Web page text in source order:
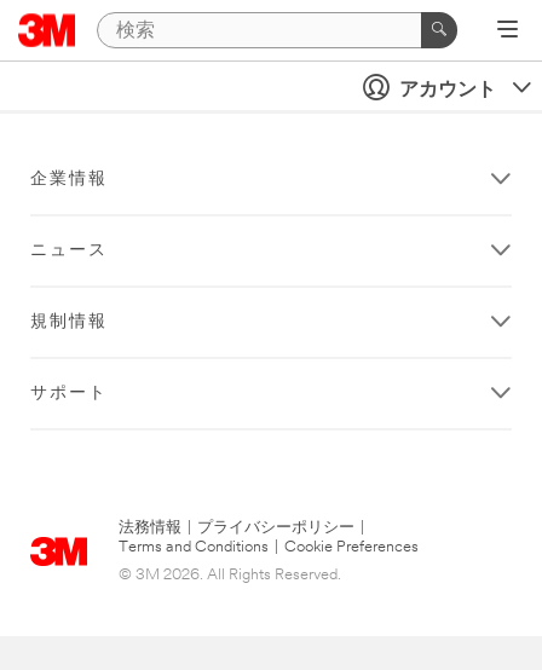
アカウント
企業情報
ニュース
規制情報
サポート
法務情報 プライバシーポリシー
Terms and Conditions
Cookie Preferences
© 3M 2026. All Rights Reserved.